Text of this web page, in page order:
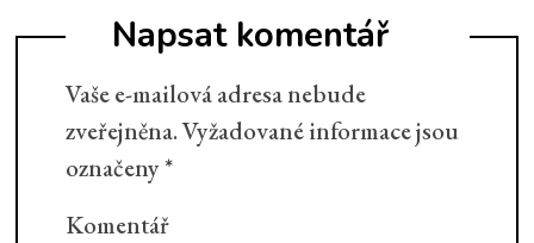
Napsat komentář
Vaše e-mailová adresa nebude
zveřejněna.Vyžadované informace jsou
označeny*
Komentář